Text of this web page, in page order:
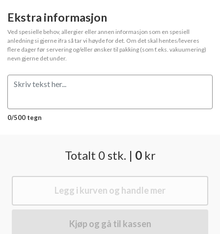
Ekstra informasjon
Ved spesielle behov, allergier eller annen informasjon som en spesiell
anledning si gjerne ifra så tar vi høyde for det. Om det skal hentes/leveres
flere dager før servering og/eller ønsker til pakking (som f.eks. vakuumering)
nevn gjerne det under.
0/500 tegn
Totalt 0 stk. | 0kr
Legg i kurven og handle mer
Kjøp og gå til kassen